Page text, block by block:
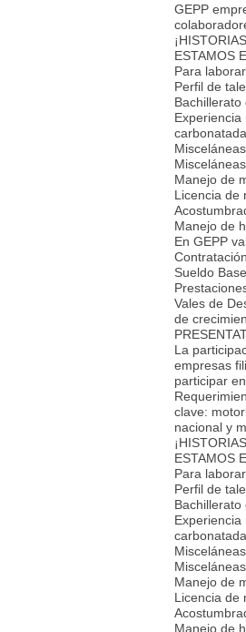
GEPP
ESTAMOS
Para
Perfil de
Bachillerato
Manejo de
Licencia de
Manejo de
En GEPP
Sueldo
Vales de
de
La
empresas
participar
clave:
nacional y
ESTAMOS
Para
Perfil de
Bachillerato
Manejo de
Licencia de
Manejo de